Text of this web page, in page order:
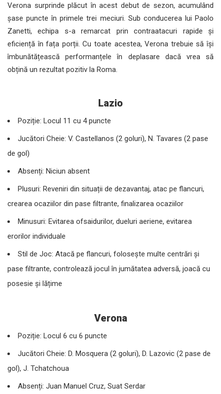
Verona surprinde plăcut în acest debut de sezon, acumulând
șase puncte în primele trei meciuri. Sub conducerea lui Paolo
Zanetti, echipa s-a remarcat prin contraatacuri rapide și
eficiență în fața porții. Cu toate acestea, Verona trebuie să își
îmbunătățească performanțele în deplasare dacă vrea să
obțină un rezultat pozitiv la Roma.
Lazio
Poziție: Locul 11 cu 4 puncte
Jucători Cheie: V. Castellanos (2 goluri), N. Tavares (2 pase
de gol)
Absenți: Niciun absent
Plusuri: Reveniri din situații de dezavantaj, atac pe flancuri,
crearea ocaziilor din pase filtrante, finalizarea ocaziilor
Minusuri: Evitarea ofsaidurilor, dueluri aeriene, evitarea
erorilor individuale
Stil de Joc: Atacă pe flancuri, folosește multe centrări și
pase filtrante, controlează jocul în jumătatea adversă, joacă cu
posesie și lățime
Verona
Poziție: Locul 6 cu 6 puncte
Jucători Cheie: D. Mosquera (2 goluri), D. Lazovic (2 pase de
gol), J. Tchatchoua
Absenți: Juan Manuel Cruz, Suat Serdar